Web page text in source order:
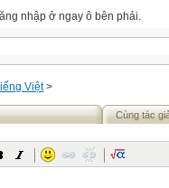
nhập ở ngay ô bên phải.
Việt>
Cùng tác